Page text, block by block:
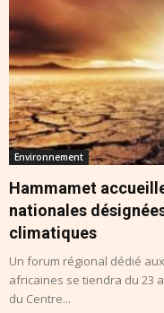
Environnement
Hammamet
nationales
climatiques
Un forum régional dédié
africaines se tiendra du 23
du Centre...